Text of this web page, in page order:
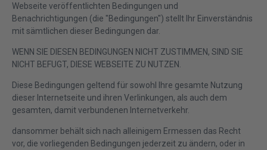
Webseite veröffentlichten Bedingungen und
Benachrichtigungen (die "Bedingungen") stellt Ihr Einverständnis
mit sämtlichen dieser Bedingungen dar.
WENN SIE DIESEN BEDINGUNGEN NICHT ZUSTIMMEN, SIND SIE
NICHT BEFUGT, DIESE WEBSEITE ZU NUTZEN.
Diese Bedingungen geltend für sowohl Ihre gesamte Nutzung
dieser Internetseite und ihren Verlinkungen, als auch dem
gesamten, damit verbundenen Internetverkehr.
dansommer behält sich nach alleinigem Ermessen das Recht
vor, die vorliegenden Bedingungen jederzeit zu ändern, oder in